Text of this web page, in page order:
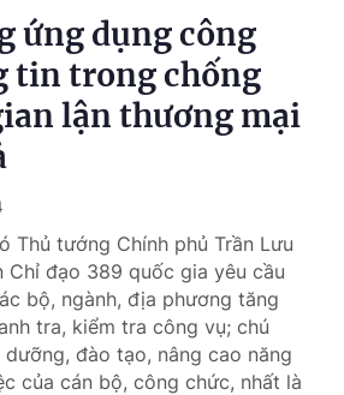
ứng dụng công
tin trong chống
lận thương mại
Thủ tướng Chính phủ Trần Lưu
Chỉ đạo 389 quốc gia yêu cầu
bộ, ngành, địa phương tăng
tra, kiểm tra công vụ; chú
đào tạo, nâng cao năng
của cán bộ, công chức, nhất là